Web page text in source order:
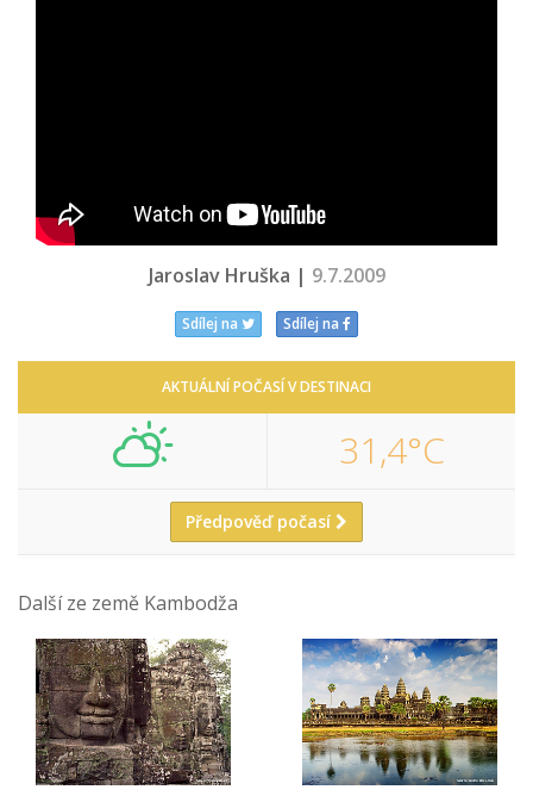
Jaroslav Hruška | 9.7.2009
Sdílej na Sdílej na
AKTUÁLNÍ POČASÍ V DESTINACI
31,4°C
Předpověď počasí
Další ze země Kambodža